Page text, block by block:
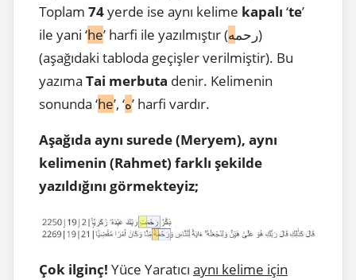
Toplam 74yerde ise aynı kelime kapalı ‘te’
ile yani ‘he ’ harfi ile yazılmıştır (رحمه
)
(aşağıdaki tabloda geçişler verilmiştir). Bu
yazıma Tai merbuta denir. Kelimenin
sonunda ‘he’, ‘ه’ harfi vardır.
Aşağıda aynı surede (Meryem), aynı
kelimenin (Rahmet) farklı şekilde
yazıldığını görmekteyiz;
Çok ilginç! Yüce Yaratıcı aynı kelime için